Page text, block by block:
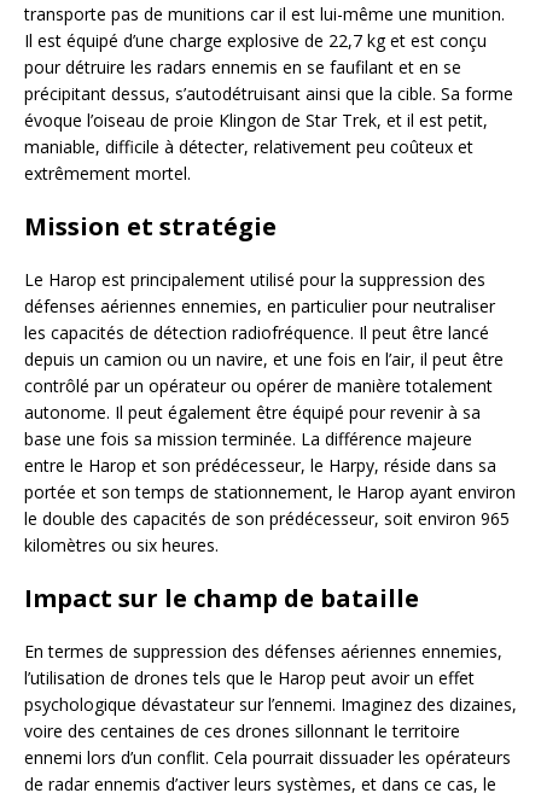
transporte pas de munitions car il est lui-même une munition.
Il est équipé d’une charge explosive de 22,7 kg et est conçu
pour détruire les radars ennemis en se faufilant et en se
précipitant dessus, s’autodétruisant ainsi que la cible. Sa forme
évoque l’oiseau de proie Klingon de Star Trek, et il est petit,
maniable, difficile à détecter, relativement peu coûteux et
extrêmement mortel.
Mission et stratégie
Le Harop est principalement utilisé pour la suppression des
défenses aériennes ennemies, en particulier pour neutraliser
les capacités de détection radiofréquence. Il peut être lancé
depuis un camion ou un navire, et une fois en l’air, il peut être
contrôlé par un opérateur ou opérer de manière totalement
autonome. Il peut également être équipé pour revenir à sa
base une fois sa mission terminée. La différence majeure
entre le Harop et son prédécesseur, le Harpy, réside dans sa
portée et son temps de stationnement, le Harop ayant environ
le double des capacités de son prédécesseur, soit environ 965
kilomètres ou six heures.
Impact sur le champ de bataille
En termes de suppression des défenses aériennes ennemies,
l’utilisation de drones tels que le Harop peut avoir un effet
psychologique dévastateur sur l’ennemi. Imaginez des dizaines,
voire des centaines de ces drones sillonnant le territoire
ennemi lors d’un conflit. Cela pourrait dissuader les opérateurs
de radar ennemis d’activer leurs systèmes, et dans ce cas, le